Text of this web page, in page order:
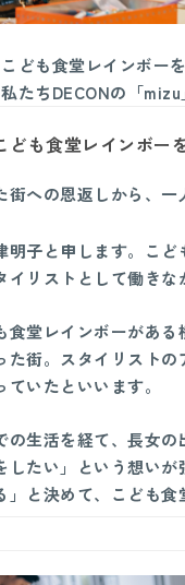
ども食堂レインボー
たちDECONの「
も食堂レインボー
街への恩返しから、一
明子と申します。こ
イリストとして働きな
食堂レインボーがあ
た街。スタイリスト
ていたといいます。
の生活を経て、長女
したい」という想い
」と決めて、こども食